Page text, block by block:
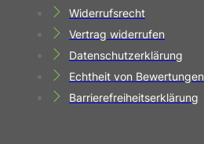
Widerrufsrecht
Vertrag widerrufen
Datenschutzerklärung
Echtheit von Bewertungen
Barrierefreiheitserklärung